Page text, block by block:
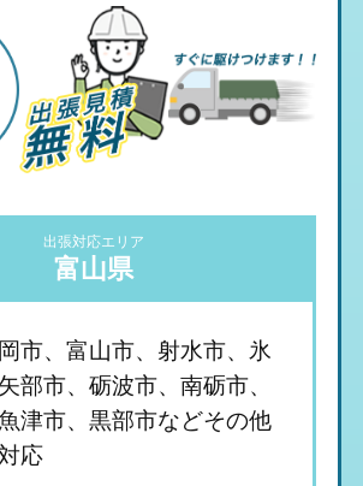
出張対応エリア
富山県
市、富山市、射水市、氷
部市、砺波市、南砺市、
津市、黒部市などその他
応